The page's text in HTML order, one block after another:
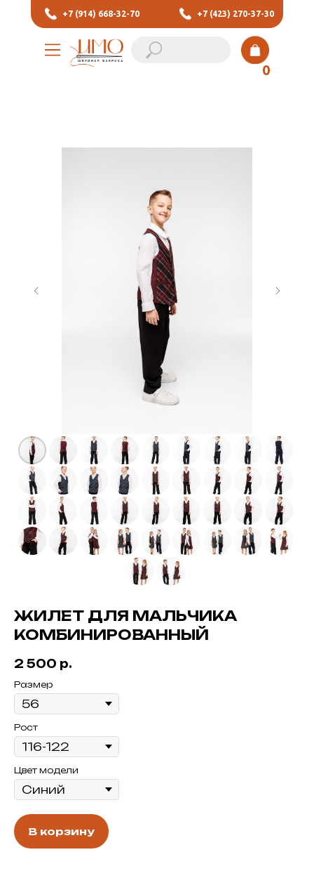
+7 (423) 270-37-30
+7 (914) 668-32-70
0
ЖИЛЕТ ДЛЯ МАЛЬЧИКА
КОМБИНИРОВАННЫЙ
2 500 р.
Размер
Рост
Цвет модели
В корзину